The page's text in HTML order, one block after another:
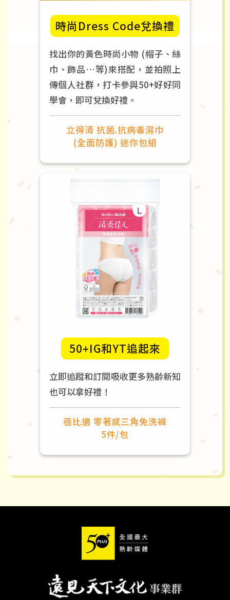
時尚Dress Code兌換禮
找出你的黃色時尚小物 (帽子、絲
巾、飾品…等)來搭配，並拍照上
傳個人社群，打卡參與50+好好同
學會，即可兌換好禮。
立得清 抗菌.抗病毒濕巾
(全面防護) 迷你包組
50+IG和YT追起來
立即追蹤和訂閱吸收更多熟齡新知
也可以拿好禮！
蓓比適 零著感三角免洗褲
5件/包